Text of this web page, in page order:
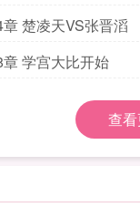
楚凌天VS张晋滔
学宫大比开始
查